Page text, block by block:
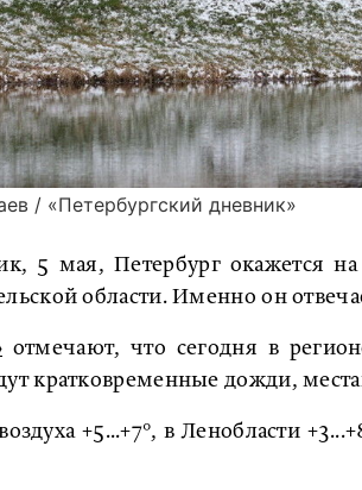
/ «Петербургский дневник»
5 мая, Петербург окажется
области. Именно он
отмечают, что сегодня в
кратковременные дожди,
+5...+7°, в Ленобласти